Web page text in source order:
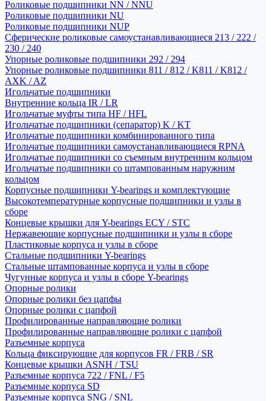
Роликовые подшипники NN / NNU
Роликовые подшипники NU
Роликовые подшипники NUP
Сферические роликовые самоустанавливающиеся 213 / 222 /
230 / 240
Упорные роликовые подшипники 292 / 294
Упорные роликовые подшипники 811 / 812 / K811 / K812 /
AXK / AZ
Игольчатые подшипники
Внутренние кольца IR / LR
Игольчатые муфты типа HF / HFL
Игольчатые подшипники (сепаратор) K / KT
Игольчатые подшипники комбинированного типа
Игольчатые подшипники самоустанавливающиеся RPNA
Игольчатые подшипники со съемным внутренним кольцом
Игольчатые подшипники со штампованным наружним
кольцом
Корпусные подшипники Y-bearings и комплектующие
Высокотемпературные корпусные подшипники и узлы в
сборе
Концевые крышки для Y-bearings ECY / STC
Нержавеющие корпусные подшипники и узлы в сборе
Пластиковые корпуса и узлы в сборе
Стальные подшипники Y-bearings
Стальные штампованные корпуса и узлы в сборе
Чугунные корпуса и узлы в сборе Y-bearings
Опорные ролики
Опорные ролики без цапфы
Опорные ролики с цапфой
Профилированные направляющие ролики
Профилированные направляющие ролики с цапфой
Разъемные корпуса
Кольца фиксирующие для корпусов FR / FRB / SR
Концевые крышки ASNH / TSU
Разъемные корпуса 722 / FNL / F5
Разъемные корпуса SD
Разъемные корпуса SNG / SNL